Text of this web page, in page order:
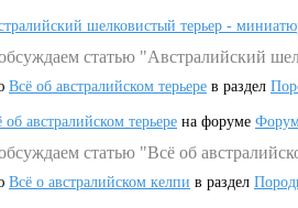
шелковистый терьер -
статью "Австралийский
Всё об австралийском терьере в раздел
об австралийском терьере на форуме
статью "Всё об
Всё о австралийском келпи в раздел